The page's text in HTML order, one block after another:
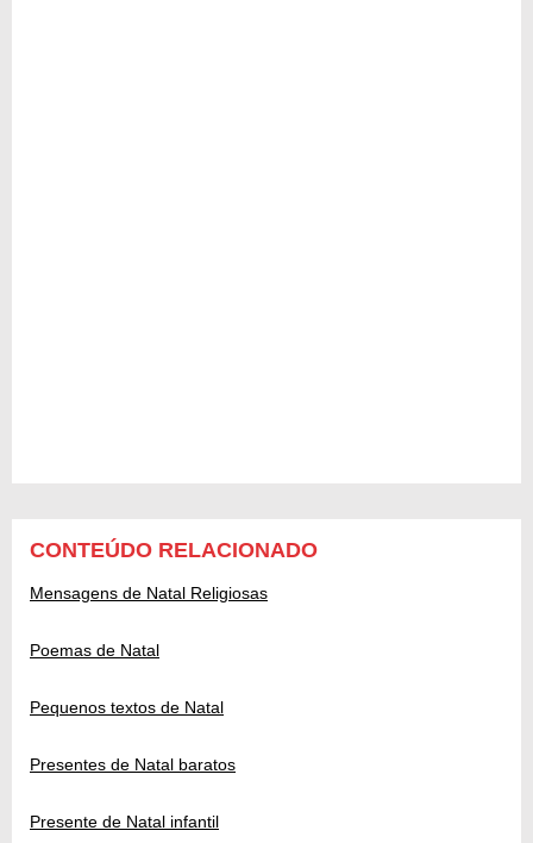
CONTEÚDO RELACIONADO
Mensagens de Natal Religiosas
Poemas de Natal
Pequenos textos de Natal
Presentes de Natal baratos
Presente de Natal infantil